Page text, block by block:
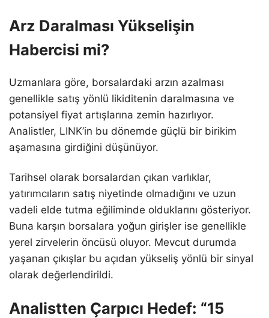
Arz Daralması Yükselişin
Habercisi mi?
Uzmanlara göre, borsalardaki arzın azalması
genellikle satış yönlü likiditenin daralmasına ve
potansiyel fiyat artışlarına zemin hazırlıyor.
Analistler, LINK’in bu dönemde güçlü bir birikim
aşamasına girdiğini düşünüyor.
Tarihsel olarak borsalardan çıkan varlıklar,
yatırımcıların satış niyetinde olmadığını ve uzun
vadeli elde tutma eğiliminde olduklarını gösteriyor.
Buna karşın borsalara yoğun girişler ise genellikle
yerel zirvelerin öncüsü oluyor. Mevcut durumda
yaşanan çıkışlar bu açıdan yükseliş yönlü bir sinyal
olarak değerlendirildi.
Analistten Çarpıcı Hedef: “15